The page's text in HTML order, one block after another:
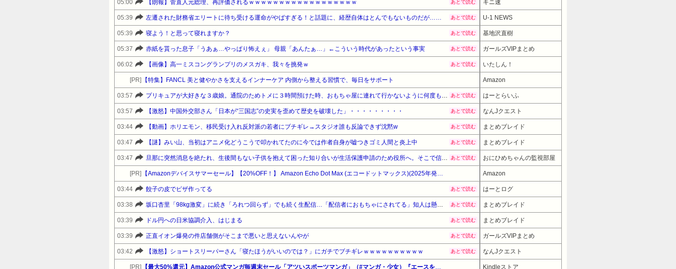
05:00 【朗報】菅直人元総理、再評価されるｗｗｗｗｗｗｗｗｗｗｗｗｗｗｗｗｗｗ あとで読む キニ速
05:39 左遷された財務省エリートに待ち受ける運命がやばすぎる！と話題に、経歴自体はとんでもないものだが…… あとで読む U-1 NEWS
05:39 寝よう！と思って寝れますか？ あとで読む 基地沢直樹
05:37 赤紙を貰った息子「うあぁ…やっぱり怖えぇ」 母親「あんたぁ…」←こういう時代があったという事実 あとで読む ガールズVIPまとめ
06:02 【画像】高一ミスコングランプリのメスガキ、我々を挑発ｗ あとで読む いたしん！
[PR] 【特集】FANCL 美と健やかさを支えるインナーケア 内側から整える習慣で、毎日をサポート Amazon
03:57 プリキュアが大好きな３歳娘。通院のためトメに３時間預けた時、おもちゃ屋に連れて行かないように何度もお願いしたが、あっさり買い与えていた。娘がそのおもちゃで… あとで読む はーとらいふ
03:57 【激怒】中国外交部さん「日本が“三国志”の史実を歪めて歴史を破壊した」・・・・・・・・・ あとで読む なんJクエスト
03:44 【動画】ホリエモン、移民受け入れ反対派の若者にブチギレ→スタジオ誰も反論できず沈黙w あとで読む まとめブレイド
03:47 【謎】みい山、当初はアニメ化どうこうで叩かれてたのに今では作者自身が嘘つきゴミ人間と炎上中 あとで読む まとめブレイド
03:47 旦那に突然消息を絶たれ、生後間もない子供を抱えて困った知り合いが生活保護申請のため役所へ。そこで信じられない言動が→ あとで読む おにひめちゃんの監視部屋
[PR] 【Amazonデバイスサマーセール】【20%OFF！】 Amazon Echo Dot Max (エコードットマックス)(2025年発売) - Alexaスピーカー、部屋中に広がるサウンド、スマートホームハブ内蔵、アメジスト Amazon
03:44 餃子の皮でピザ作ってる あとで読む はーとログ
03:38 坂口杏里「98kg激変」に続き「ろれつ回らず」でも続く生配信…「配信者におもちゃにされてる」知人は懸念表明 あとで読む まとめブレイド
03:39 ドル円への日米協調介入、はじまる あとで読む まとめブレイド
03:39 正直イオン爆発の件店舗側がそこまで悪いと思えないんやが あとで読む ガールズVIPまとめ
03:42 【激怒】ショートスリーパーさん「寝たほうがいいのでは？」にガチでブチギレｗｗｗｗｗｗｗｗｗｗ あとで読む なんJクエスト
[PR] 【最大50%還元】Amazon公式マンガ毎週末セール「アツいスポーツマンガ」（#マンガ・少女）『エースをねらえ！』『アタックNo.1』『青空エール』他 Kindleストア